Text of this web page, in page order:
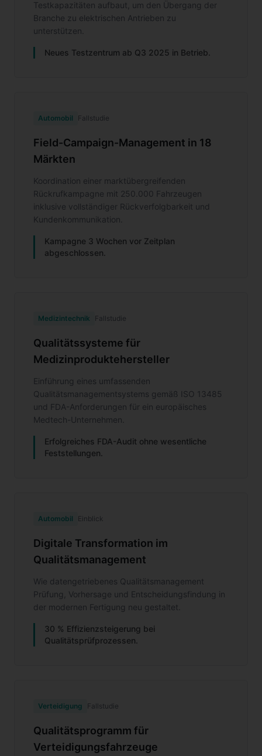
Testkapazitäten aufbaut, um den Übergang der
Branche zu elektrischen Antrieben zu
unterstützen.
Neues Testzentrum ab Q3 2025 in Betrieb.
Automobil Fallstudie
Field-Campaign-Management in 18
Märkten
Koordination einer marktübergreifenden
Rückrufkampagne mit 250.000 Fahrzeugen
inklusive vollständiger Rückverfolgbarkeit und
Kundenkommunikation.
Kampagne 3 Wochen vor Zeitplan
abgeschlossen.
Medizintechnik Fallstudie
Qualitätssysteme für
Medizinproduktehersteller
Einführung eines umfassenden
Qualitätsmanagementsystems gemäß ISO 13485
und FDA-Anforderungen für ein europäisches
Medtech-Unternehmen.
Erfolgreiches FDA-Audit ohne wesentliche
Feststellungen.
Automobil Einblick
Digitale Transformation im
Qualitätsmanagement
Wie datengetriebenes Qualitätsmanagement
Prüfung, Vorhersage und Entscheidungsfindung in
der modernen Fertigung neu gestaltet.
30 % Effizienzsteigerung bei
Qualitätsprüfprozessen.
Verteidigung Fallstudie
Qualitätsprogramm für
Verteidigungsfahrzeuge